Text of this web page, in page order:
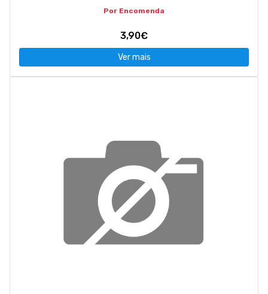
Por Encomenda
3,90€
Ver mais